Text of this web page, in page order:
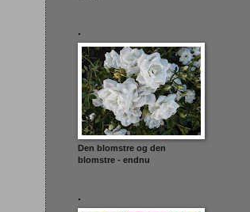
.
Den blomstre og den
blomstre - endnu
.